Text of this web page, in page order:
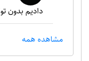
دادیم بدون
مشاهده همه